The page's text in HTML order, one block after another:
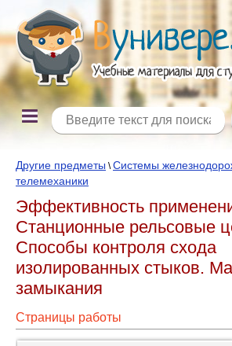
Другие предметы \Системы
телемеханики
Эффективность
Станционные рельсовые
Способы контроля схода
изолированных стыков.
замыкания
Страницы работы